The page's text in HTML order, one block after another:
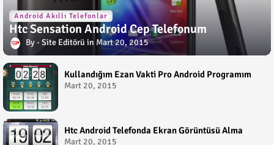
Android Akıllı Telefonlar
Htc Sensation Android Cep Telefonum
Site Editörü Mart 20, 2015
Kullandığım Ezan Vakti Pro Android Programım
Mart 20, 2015
Htc Android Telefonda Ekran Görüntüsü Alma
Mart 20, 2015